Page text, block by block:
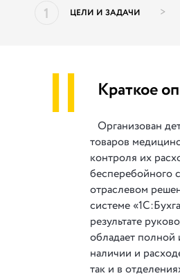
1 ЦЕЛИ И ЗАДАЧИ >
|| Краткое
Организован
товаров
контроля их
бесперебойного
отраслевом
системе
результате
обладает
наличии и
так и в